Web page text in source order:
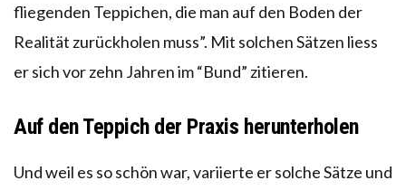
fliegenden Teppichen, die man auf den Boden der
Realität zurückholen muss”. Mit solchen Sätzen liess
er sich vor zehn Jahren im “Bund” zitieren.
Auf den Teppich der Praxis herunterholen
Und weil es so schön war, variierte er solche Sätze und